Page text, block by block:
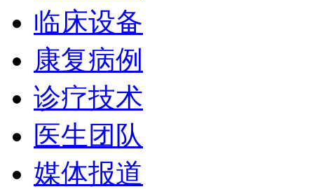
临床设备
康复病例
诊疗技术
医生团队
媒体报道